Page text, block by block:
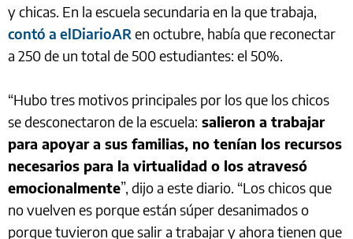
y chicas. En la escuela secundaria en la que trabaja,
contó a elDiarioAR en octubre, había que reconectar
a 250 de un total de 500 estudiantes: el 50%.
“Hubo tres motivos principales por los que los chicos
se desconectaron de la escuela: salieron a trabajar
para apoyar a sus familias, no tenían los recursos
necesarios para la virtualidad o los atravesó
emocionalmente”, dijo a este diario. “Los chicos que
no vuelven es porque están súper desanimados o
porque tuvieron que salir a trabajar y ahora tienen que